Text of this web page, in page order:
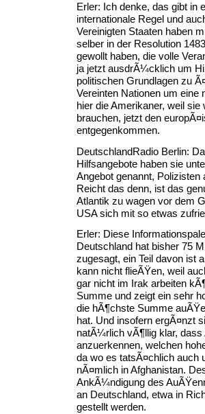
Erler: Ich denke, das gibt in
internationale Regel und
Vereinigten Staaten haben
selber in der Resolution
gewollt haben, die volle
ja jetzt ausdrÃ¼cklich um
politischen Grundlagen zu
Vereinten Nationen um eine
hier die Amerikaner, weil
brauchen, jetzt den
entgegenkommen.
DeutschlandRadio Berlin:
Hilfsangebote haben sie
Angebot genannt,
Reicht das denn, ist das
Atlantik zu wagen vor dem
USA sich mit so etwas
Erler: Diese
Deutschland hat bisher 75
zugesagt, ein Teil davon ist
kann nicht flieÃŸen, weil
gar nicht im Irak arbeiten
Summe und zeigt ein sehr
die hÃ¶chste Summe
hat. Und insofern ergÃ¤nzt
natÃ¼rlich vÃ¶llig klar,
anzuerkennen, welchen
da wo es tatsÃ¤chlich auch
nÃ¤mlich in Afghanistan.
AnkÃ¼ndigung des
an Deutschland, etwa in
gestellt werden.